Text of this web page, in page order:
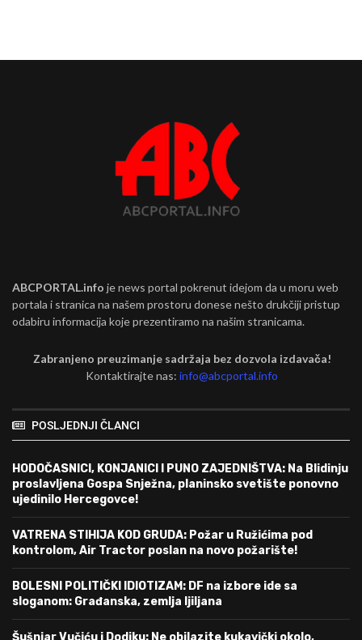
ABCPORTAL.info je news portal pokrenut idejom da u moru web
portala i stranica na našem prostoru donese nešto drukčiji pristup
odabiru informacija koje prezentiramo na našim stranicama.
Zabranjeno preuzimanje sadržaja bez dozvola izdavača!
Kontaktirajte nas:info@abcportal.info
POSLJEDNJI ČLANCI
HODOČASNICI, KONJANICI I PUNO ZAJEDNIŠTVA: Na Blidinju
proslavljena Gospa Snježna, planinsko svetište ponovno
ujedinilo Hercegovce!
VATRENA STIHIJA KOD GRUDA: Požar u Ružićima pod
kontrolom, Air Tractor poslan na novo požarište!
BOLESNI POLITIČKI IDIOTIZAM: DF na izbore ide sa
sloganom: Građanska, zemlja ljiljana
Šušnjar Vučiću i Dodiku: Ne obilazite kukavički okolo,